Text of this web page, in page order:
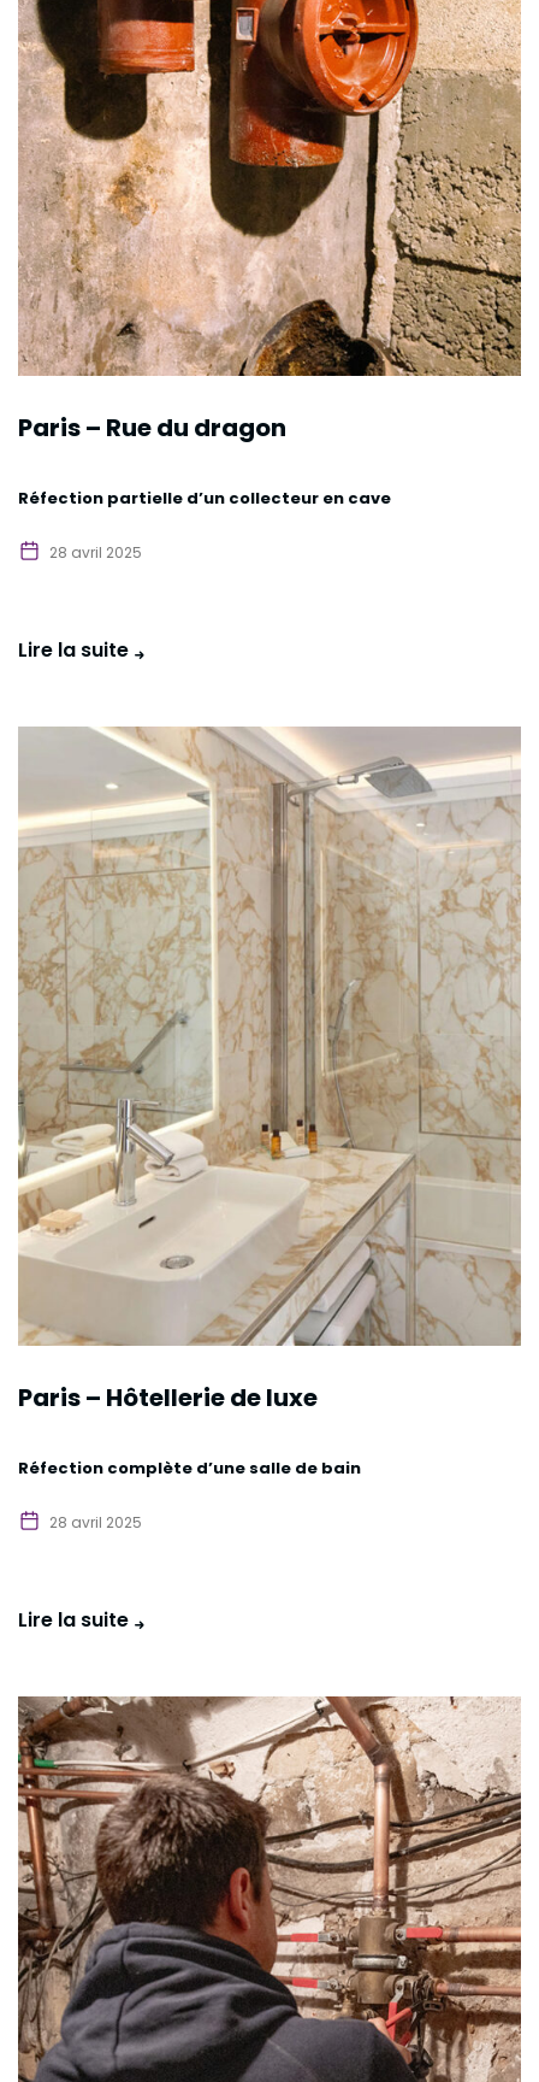
Paris – Rue du dragon
Réfection partielle d’un collecteur en cave
28 avril 2025
Lire la suite
Paris – Hôtellerie de luxe
Réfection complète d’une salle de bain
28 avril 2025
Lire la suite